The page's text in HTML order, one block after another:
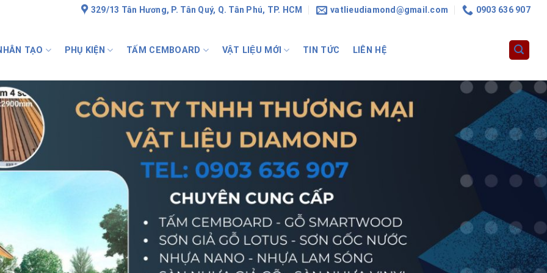
329/13 Tân Hương, P. Tân Quý, Q. Tân Phú, TP. HCM vatlieudiamond@gmail.com 0903 636 907
TẠO PHỤ KIỆN TẤM CEMBOARD VẬT LIỆU MỚI TIN TỨC LIÊN HỆ